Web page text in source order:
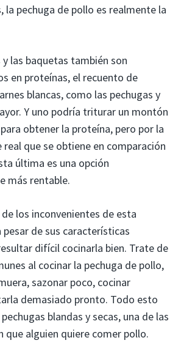
pechuga de pollo es realmente la
las baquetas también son
en proteínas, el recuento de
blancas, como las pechugas y
Y uno podría triturar un montón
obtener la proteína, pero por la
que se obtiene en comparación
última es una opción
más rentable.
los inconvenientes de esta
de sus características
difícil cocinarla bien. Trate de
al cocinar la pechuga de pollo,
sazonar poco, cocinar
demasiado pronto. Todo esto
blandas y secas, una de las
que alguien quiere comer pollo.